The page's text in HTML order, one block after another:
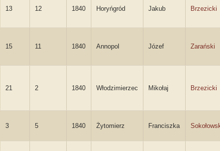
13 12 1840 Horyńgród Jakub Brzezicki
15 11 1840 Annopol Józef Zarański
21 2 1840 Włodzimierzec Mikołaj Brzezicki
3 5 1840 Żytomierz Franciszka